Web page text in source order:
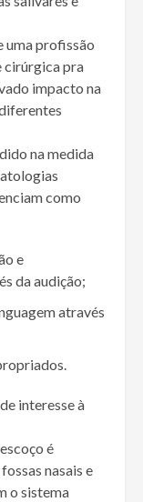
uma profissão
cirúrgica pra
impacto na
na medida
como
e
da audição;
através
interesse à
é
nasais e
o sistema